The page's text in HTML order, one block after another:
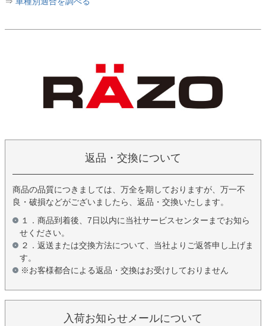
返品・交換について
商品の品質につきましては、万全を期しておりますが、万一不
良・破損などがございましたら、返品・交換いたします。
１．商品到着後、7日以内に当社サービスセンターまでお知ら
せください。
２．返送または交換方法について、当社よりご返答申し上げま
す。
※お客様都合による返品・交換はお受けしておりません
入荷お知らせメールについて